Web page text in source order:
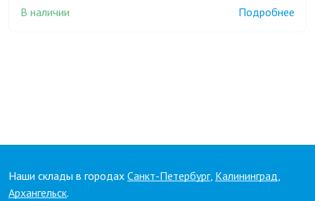
В наличии Подробнее
Наши склады в городах Санкт-Петербург, Калининград,
Архангельск.